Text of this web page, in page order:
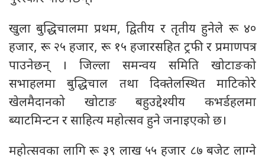
खुला बुद्धिचालमा प्रथम, द्वितीय र तृतीय हुनेले रू ४०
हजार, रू २५ हजार, रू १५ हजारसहित ट्रफी र प्रमाणपत्र
पाउनेछन् । जिल्ला समन्वय समिति खोटाङको
सभाहलमा बुद्धिचाल तथा दिक्तेलस्थित माटिकोरे
खेलमैदानको खोटाङ बहुउद्देश्यीय कभर्डहलमा
ब्याटमिन्टन र साहित्य महोत्सव हुने जनाइएको छ।
महोत्सवका लागि रू ३९ लाख ५५ हजार ८७ बजेट लाग्ने